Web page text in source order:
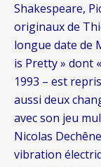
Shakespeare,
originaux de
longue date de
is Pretty » dont
1993 – est
aussi deux
avec son jeu
Nicolas
vibration